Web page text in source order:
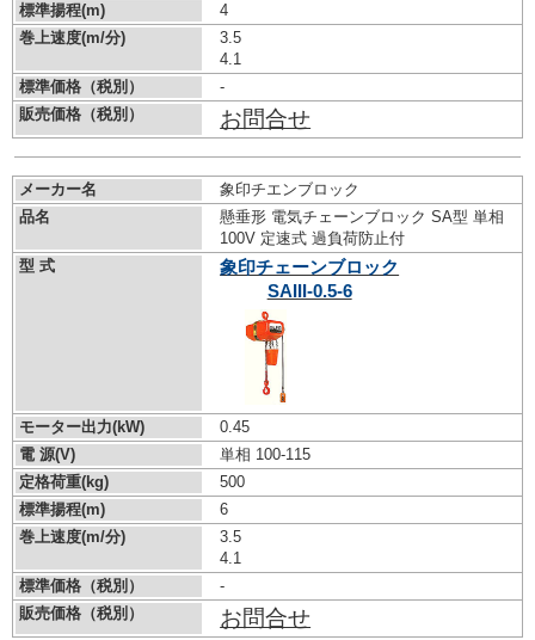
標準揚程(m)
4
巻上速度(m/分)
3.5
4.1
標準価格（税別）
-
販売価格（税別）
お問合せ
メーカー名
象印チエンブロック
品名
懸垂形 電気チェーンブロック SA型 単相
100V 定速式 過負荷防止付
型 式
象印チェーンブロック
SAIII-0.5-6
モーター出力(kW)
0.45
電 源(V)
単相 100-115
定格荷重(kg)
500
標準揚程(m)
6
巻上速度(m/分)
3.5
4.1
標準価格（税別）
-
販売価格（税別）
お問合せ